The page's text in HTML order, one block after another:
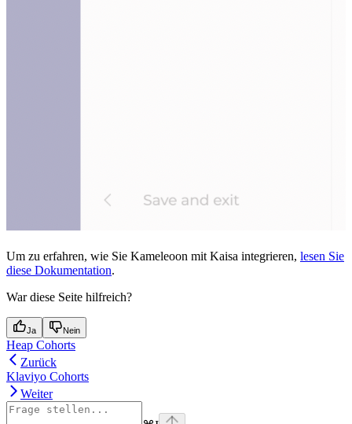
Um zu erfahren, wie Sie Kameleoon mit Kaisa integrieren, lesen Sie
diese Dokumentation.
War diese Seite hilfreich?
Ja Nein
Heap Cohorts
Zurück
Klaviyo Cohorts
Weiter